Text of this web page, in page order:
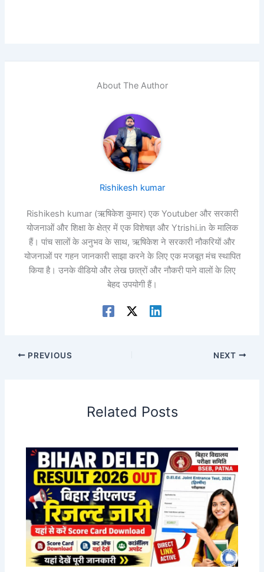
About The Author
Rishikesh kumar
Rishikesh kumar (ऋषिकेश कुमार) एक Youtuber और सरकारी
योजनाओं और शिक्षा के क्षेत्र में एक विशेषज्ञ और Ytrishi.in के मालिक
हैं। पांच सालों के अनुभव के साथ, ऋषिकेश ने सरकारी नौकरियों और
योजनाओं पर गहन जानकारी साझा करने के लिए एक मजबूत मंच स्थापित
किया है। उनके वीडियो और लेख छात्रों और नौकरी पाने वालों के लिए
बेहद उपयोगी हैं।
PREVIOUS NEXT
Related Posts